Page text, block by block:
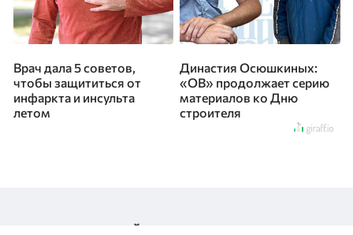
Врач дала 5 советов,
чтобы защититься от
инфаркта и инсульта
летом
Династия Осюшкиных:
«ОВ» продолжает серию
материалов ко Дню
строителя